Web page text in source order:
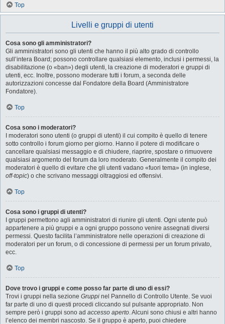
Top
Livelli e gruppi di utenti
Cosa sono gli amministratori?
Gli amministratori sono gli utenti che hanno il più alto grado di controllo
sull’intera Board; possono controllare qualsiasi elemento, inclusi i permessi, la
disabilitazione (o «ban») degli utenti, la creazione di moderatori e gruppi di
utenti, ecc. Inoltre, possono moderare tutti i forum, a seconda delle
autorizzazioni concesse dal Fondatore della Board (Amministratore
Fondatore).
Top
Cosa sono i moderatori?
I moderatori sono utenti (o gruppi di utenti) il cui compito è quello di tenere
sotto controllo i forum giorno per giorno. Hanno il potere di modificare o
cancellare qualsiasi messaggio e di chiudere, riaprire, spostare o rimuovere
qualsiasi argomento del forum da loro moderato. Generalmente il compito dei
moderatori è quello di evitare che gli utenti vadano «fuori tema» (in inglese,
off-topic) o che scrivano messaggi oltraggiosi ed offensivi.
Top
Cosa sono i gruppi di utenti?
I gruppi permettono agli amministratori di riunire gli utenti. Ogni utente può
appartenere a più gruppi e a ogni gruppo possono venire assegnati diversi
permessi. Questo facilita l’amministratore nelle operazioni di creazione di
moderatori per un forum, o di concessione di permessi per un forum privato,
ecc.
Top
Dove trovo i gruppi e come posso far parte di uno di essi?
Trovi i gruppi nella sezione Gruppi nel Pannello di Controllo Utente. Se vuoi
far parte di uno di questi procedi cliccando sul pulsante appropriato. Non
sempre però i gruppi sono ad accesso aperto. Alcuni sono chiusi e altri hanno
l’elenco dei membri nascosto. Se il gruppo è aperto, puoi chiedere